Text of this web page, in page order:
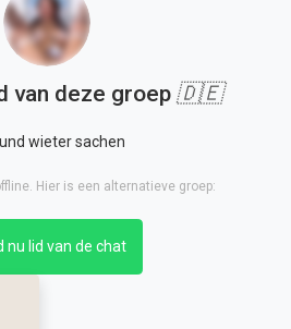
van deze groep 🇩🇪
wieter sachen
Hier is een alternatieve groep:
nu lid van de chat